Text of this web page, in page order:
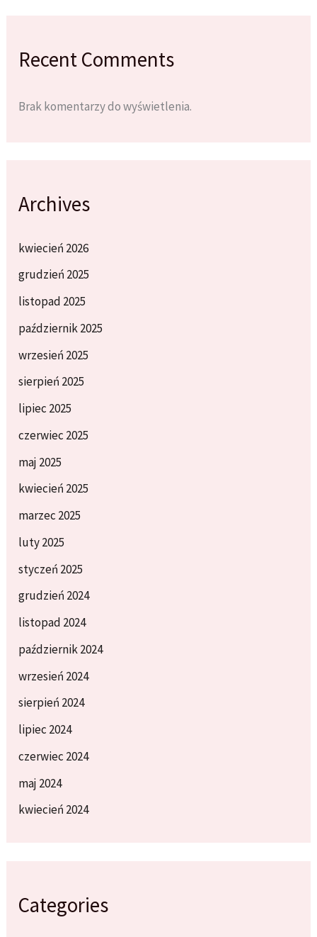
Recent Comments
Brak komentarzy do wyświetlenia.
Archives
kwiecień 2026
grudzień 2025
listopad 2025
październik 2025
wrzesień 2025
sierpień 2025
lipiec 2025
czerwiec 2025
maj 2025
kwiecień 2025
marzec 2025
luty 2025
styczeń 2025
grudzień 2024
listopad 2024
październik 2024
wrzesień 2024
sierpień 2024
lipiec 2024
czerwiec 2024
maj 2024
kwiecień 2024
Categories